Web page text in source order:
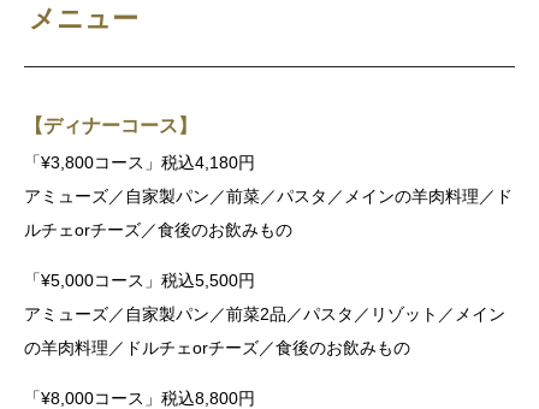
メニュー
【ディナーコース】
「¥3,800コース」税込4,180円
アミューズ／自家製パン／前菜／パスタ／メインの羊肉料理／ド
ルチェorチーズ／食後のお飲みもの
「¥5,000コース」税込5,500円
アミューズ／自家製パン／前菜2品／パスタ／リゾット／メイン
の羊肉料理／ドルチェorチーズ／食後のお飲みもの
「¥8,000コース」税込8,800円